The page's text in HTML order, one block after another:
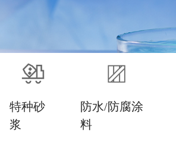
特种砂
浆
防水/防腐涂
料